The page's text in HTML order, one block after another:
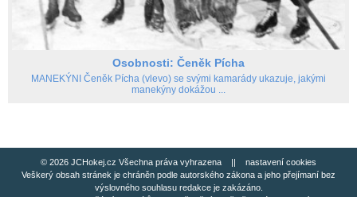
Osobnosti: Čeněk Pícha
MANEKÝNI Čeněk Pícha (vlevo) se svými kamarády ukazuje, jakými
manekýny dokážou ...
© 2026 JCHokej.cz Všechna práva vyhrazena || nastavení cookies
Veškerý obsah stránek je chráněn podle autorského zákona a jeho přejímaní bez
výslovného souhlasu redakce je zakázáno.